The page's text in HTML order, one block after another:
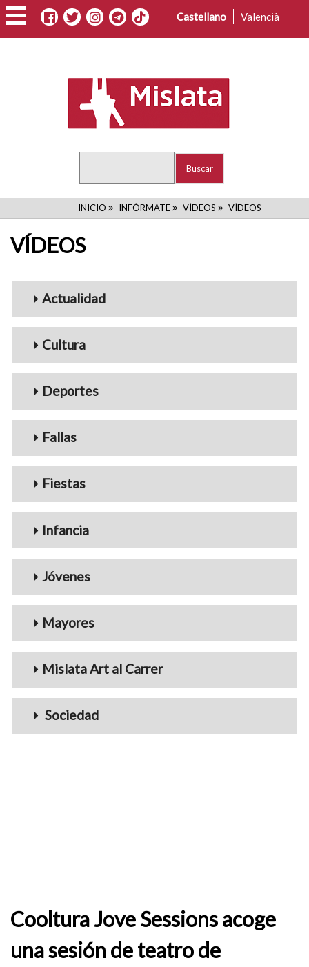
Pasar
al
contenido
Castellano Valencià
RUTA
INICIO INFÓRMATE VÍDEOS VÍDEOS
VÍDEOS
Menu_Videos
Actualidad
Cultura
Deportes
Fallas
Fiestas
Infancia
Jóvenes
Mayores
Mislata Art al Carrer
Sociedad
Cooltura Jove Sessions acoge
una sesión de teatro de